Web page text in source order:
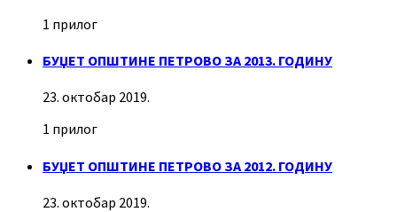
1 прилог
БУЏЕТ ОПШТИНЕ ПЕТРОВО ЗА 2013. ГОДИНУ
23. октобар 2019.
1 прилог
БУЏЕТ ОПШТИНЕ ПЕТРОВО ЗА 2012. ГОДИНУ
23. октобар 2019.